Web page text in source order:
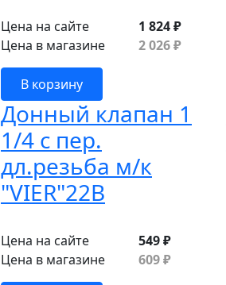
Цена на сайте
1 824 ₽
Цена в магазине
2 026 ₽
В корзину
Донный клапан 1
1/4 с пер.
дл.резьба м/к
"VIER"22B
Цена на сайте
549 ₽
Цена в магазине
609 ₽